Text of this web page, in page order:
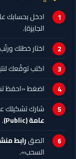
ادخل بحسابك
الجايزة).
اختار خطتك ورتّب الـ11 لاعب اللي متوقّع
اكتب توقّعك
اضغط «احفظ
شارك تشكيلك
عامة (Public)
.
الصقرابط
السحب».